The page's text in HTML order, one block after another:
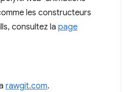
les constructeurs
consultez la page
rawgit.com.